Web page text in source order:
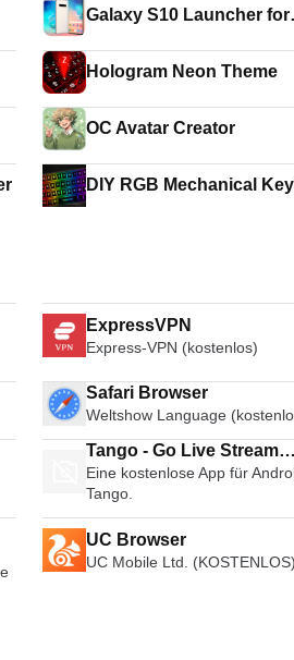
Galaxy S10 Launcher for
Hologram Neon Theme
OC Avatar Creator
DIY RGB Mechanical
ExpressVPN
Express-VPN (kostenlos)
Safari Browser
Weltshow Language
Tango - Go Live Stream
Broadcast Live Video
Eine kostenlose App für
Tango.
UC Browser
UC Mobile Ltd. (KOSTENLOS)